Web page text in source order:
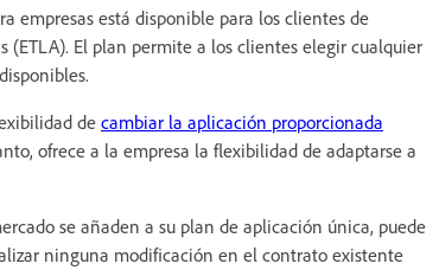
empresas está disponible para los clientes de
El plan permite a los clientes elegir cualquier
de cambiar la aplicación proporcionada
ofrece a la empresa la flexibilidad de adaptarse a
se añaden a su plan de aplicación única, puede
ninguna modificación en el contrato existente